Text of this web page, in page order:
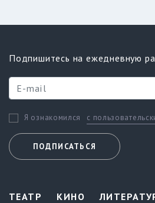
Подпишитесь на ежедневную
Я ознакомился с
ПОДПИСАТЬСЯ
ТЕАТР КИНО